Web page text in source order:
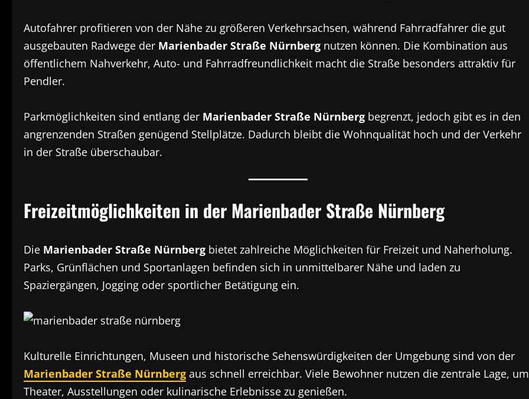
Autofahrer profitieren von der Nähe zu größeren Verkehrsachsen, während Fahrradfahrer die gut
ausgebauten Radwege der Marienbader Straße Nürnberg nutzen können. Die Kombination aus
öffentlichem Nahverkehr, Auto- und Fahrradfreundlichkeit macht die Straße besonders attraktiv für
Pendler.
Parkmöglichkeiten sind entlang der Marienbader Straße Nürnberg begrenzt, jedoch gibt es in den
angrenzenden Straßen genügend Stellplätze. Dadurch bleibt die Wohnqualität hoch und der Verkehr
in der Straße überschaubar.
Freizeitmöglichkeiten in der Marienbader Straße Nürnberg
Die Marienbader Straße Nürnberg bietet zahlreiche Möglichkeiten für Freizeit und Naherholung.
Parks, Grünflächen und Sportanlagen befinden sich in unmittelbarer Nähe und laden zu
Spaziergängen, Jogging oder sportlicher Betätigung ein.
Kulturelle Einrichtungen, Museen und historische Sehenswürdigkeiten der Umgebung sind von der
Marienbader Straße Nürnberg aus schnell erreichbar. Viele Bewohner nutzen die zentrale Lage, um
Theater, Ausstellungen oder kulinarische Erlebnisse zu genießen.